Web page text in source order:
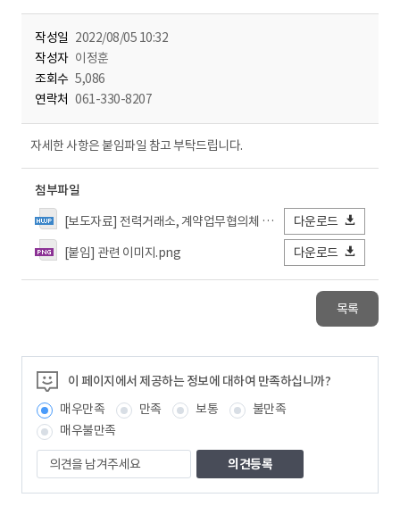
작성일 2022/08/05 10:32
작성자 이정훈
조회수 5,086
연락처 061-330-8207
자세한 사항은 붙임파일 참고 부탁드립니다.
첨부파일
[보도자료] 전력거래소, 계약업무협의체 공정계약선언.hwp
다운로드
[붙임] 관련 이미지.png
다운로드
목록
이 페이지에서 제공하는 정보에 대하여 만족하십니까?
매우만족
만족 보통
불만족
매우불만족
의
견
을